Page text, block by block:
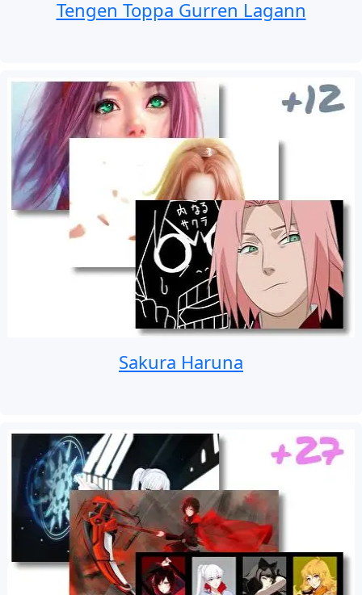
Tengen Toppa Gurren Lagann
Sakura Haruna